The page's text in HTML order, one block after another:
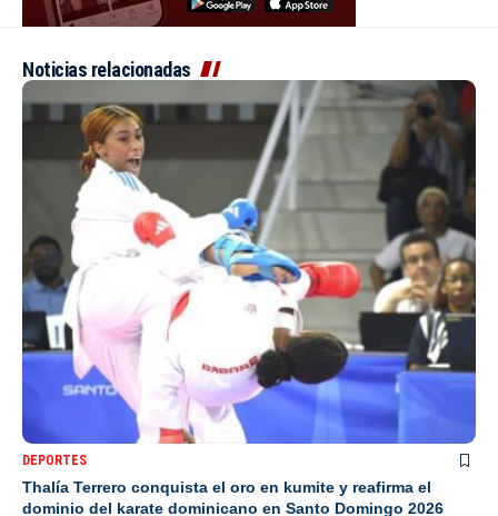
Noticias relacionadas
DEPORTES
Thalía Terrero conquista el oro en kumite y reafirma el
dominio del karate dominicano en Santo Domingo 2026